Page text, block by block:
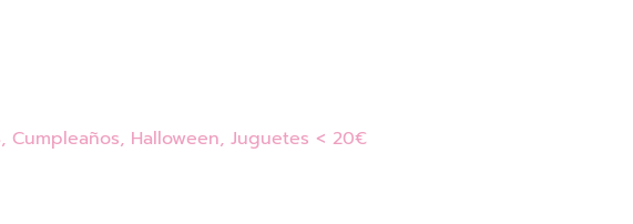
, Cumpleaños, Halloween, Juguetes < 20€